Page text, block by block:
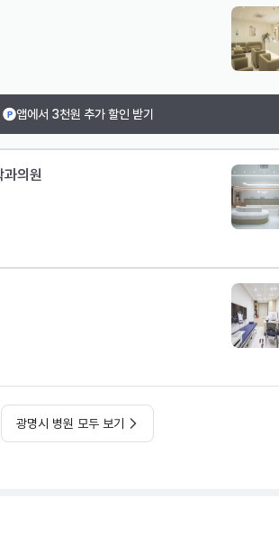
앱에서 3천원 추가 할인 받기
과의원
광명시 병원 모두 보기